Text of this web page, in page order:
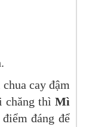
cay đậm
chăng thì Mì
đáng để